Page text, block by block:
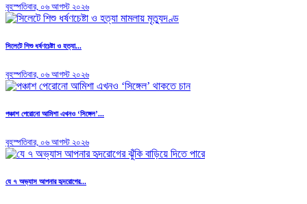
বৃহস্পতিবার, ০৬ আগস্ট ২০২৬
সিলেটে শিশু ধর্ষণচেষ্টা ও হত্যা...
বৃহস্পতিবার, ০৬ আগস্ট ২০২৬
পঞ্চাশ পেরোনো আমিশা এখনও ‘সিঙ্গেল’...
বৃহস্পতিবার, ০৬ আগস্ট ২০২৬
যে ৭ অভ্যাস আপনার হৃদরোগের...